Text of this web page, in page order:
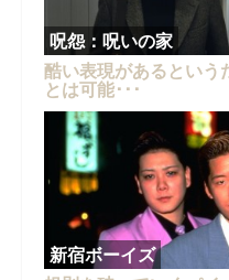
呪怨：呪いの家
酷い表現があるという
とは可能･･･
新宿ボーイズ